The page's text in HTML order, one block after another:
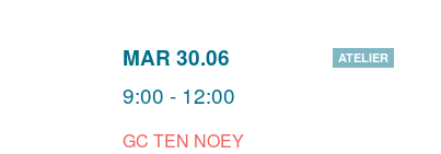
MAR 30.06
9:00 - 12:00
GC TEN NOEY
ATELIER